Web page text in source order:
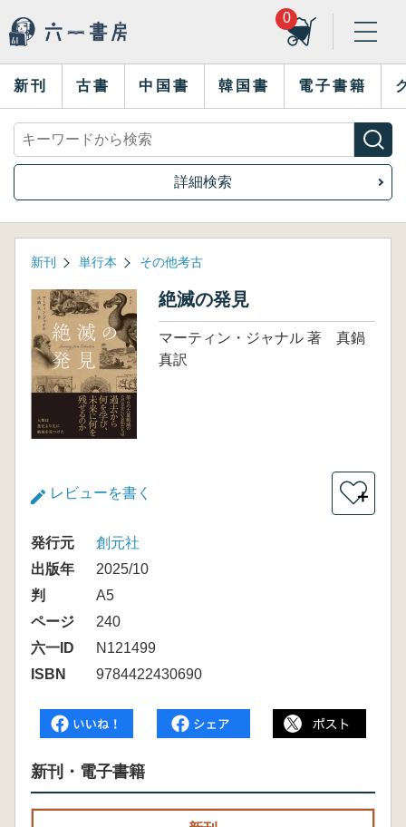
0
新刊 古書 中国書 韓国書 電子書籍
詳細検索
新刊 単行本 その他考古
絶滅の発見
マーティン・ジャナル 著 真鍋
真訳
レビューを書く ＋
発行元
創元社
出版年
2025/10
判
A5
ページ
240
六一ID
N121499
ISBN
9784422430690
新刊・電子書籍